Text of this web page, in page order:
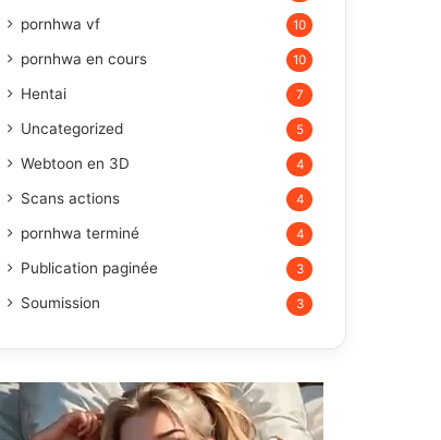
pornhwa vf 10
pornhwa en cours 10
Hentai 7
Uncategorized 5
Webtoon en 3D 4
Scans actions 4
pornhwa terminé 4
Publication paginée 3
Soumission 3